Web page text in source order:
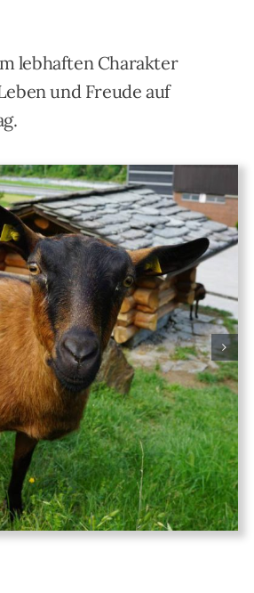
lebhaften Charakter
und Freude auf